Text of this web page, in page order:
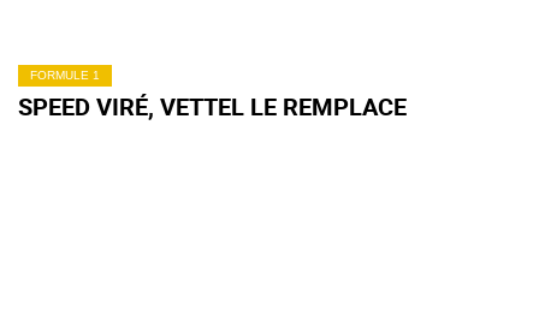
FORMULE 1
SPEED VIRÉ, VETTEL LE REMPLACE